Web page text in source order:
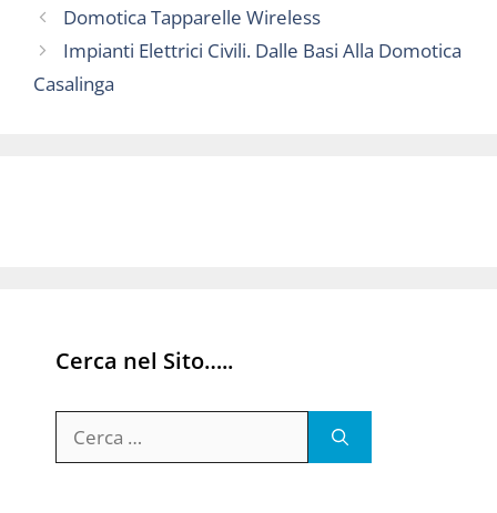
Domotica Tapparelle Wireless
Impianti Elettrici Civili. Dalle Basi Alla Domotica
Casalinga
Cerca nel Sito…..
per: